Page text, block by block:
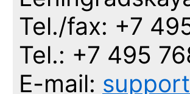
Tel./fax: +7
Tel.: +7 495
E-mail: